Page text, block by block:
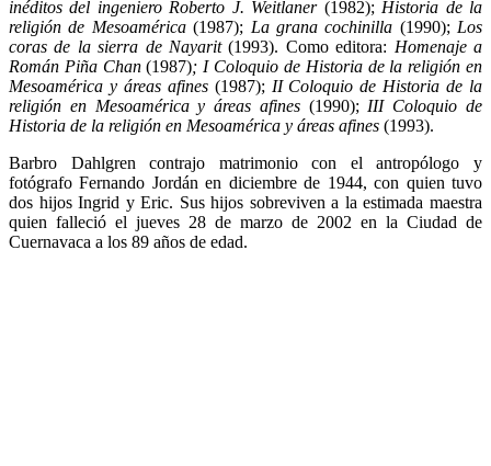
inéditos del ingeniero Roberto J. Weitlaner (1982); Historia de la
religión de Mesoamérica(1987); La grana cochinilla (1990); Los
coras de la sierra de Nayarit(1993). Como editora: Homenaje a
Román Piña Chan(1987); I Coloquio de Historia de la religión en
Mesoamérica y áreas afines(1987); II Coloquio de Historia de la
religión en Mesoamérica y áreas afines(1990); III Coloquio de
Historia de la religión en Mesoamérica y áreas afines (1993).
Barbro Dahlgren contrajo matrimonio con el antropólogo y
fotógrafo Fernando Jordán en diciembre de 1944, con quien tuvo
dos hijos Ingrid y Eric. Sus hijos sobreviven a la estimada maestra
quien falleció el jueves 28 de marzo de 2002 en la Ciudad de
Cuernavaca a los 89 años de edad.